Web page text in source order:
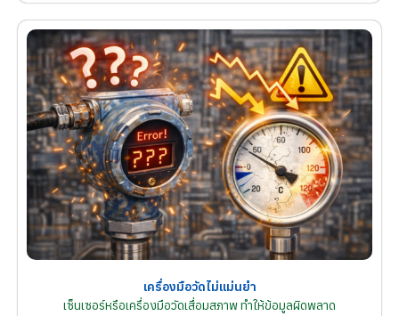
เครื่องมือวัดไม่แม่นยำ
เซ็นเซอร์หรือเครื่องมือวัดเสื่อมสภาพ ทำให้ข้อมูลผิดพลาด